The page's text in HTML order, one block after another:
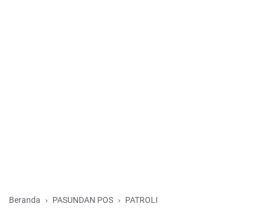
Beranda PASUNDAN POS PATROLI